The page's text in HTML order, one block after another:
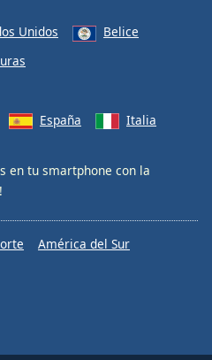
Unidos
Belice
España Italia
en tu smartphone con la
!
América del Sur